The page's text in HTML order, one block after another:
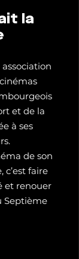
la
et de la
à ses
de son
c’est faire
et renouer
Septième